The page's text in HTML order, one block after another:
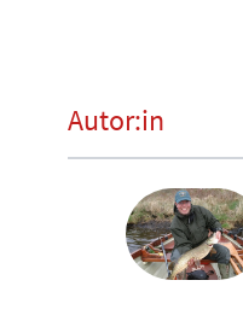
Autor:in